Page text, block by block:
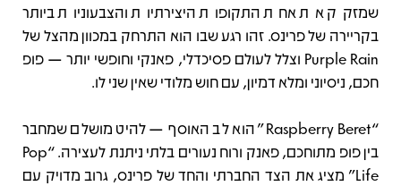
שמזקק את אחת התקופות היצירתיות והצבעוניות ביותר
בקריירה של פרינס. זהו רגע שבו הוא התרחק במכוון מהצל של
Purple Rain וצלל לעולם פסיכדלי, פאנקי וחופשי יותר — פופ
חכם, ניסיוני ומלא דמיון, עם חוש מלודי שאין שני לו.
“Raspberry Beret” הוא לב האוסף — להיט מושלם שמחבר
בין פופ מתוחכם, פאנק ורוח נעורים בלתי ניתנת לעצירה. “Pop
Life” מציג את הצד החברתי והחד של פרינס, גרוב מדויק עם